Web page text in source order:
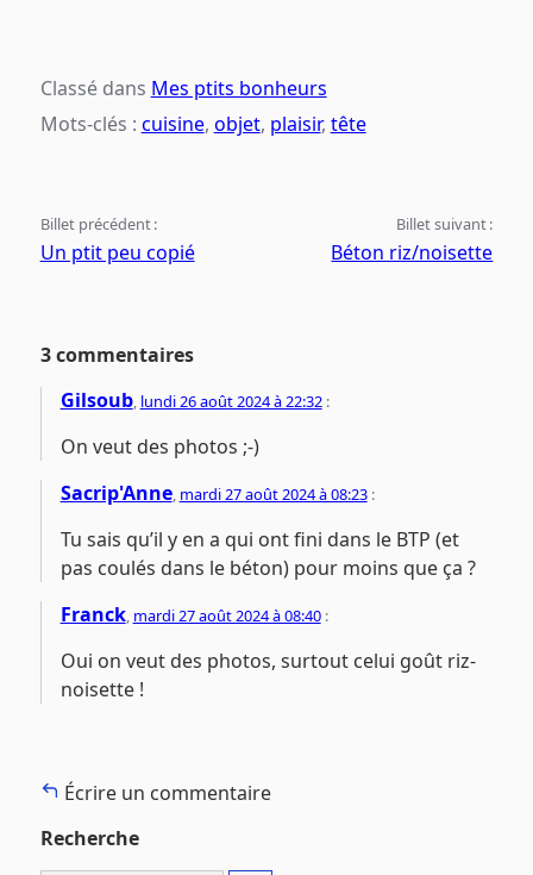
Classé dans Mes ptits bonheurs
Mots-clés : cuisine, objet, plaisir, tête
Billet précédent :
Un ptit peu copié
Billet suivant :
Béton riz/noisette
3 commentaires
Gilsoub, lundi 26 août 2024 à 22:32:
On veut des photos ;-)
Sacrip'Anne, mardi 27 août 2024 à 08:23:
Tu sais qu’il y en a qui ont fini dans le BTP (et
pas coulés dans le béton) pour moins que ça ?
Franck, mardi 27 août 2024 à 08:40:
Oui on veut des photos, surtout celui goût riz-
noisette !
Écrire un commentaire
Recherche